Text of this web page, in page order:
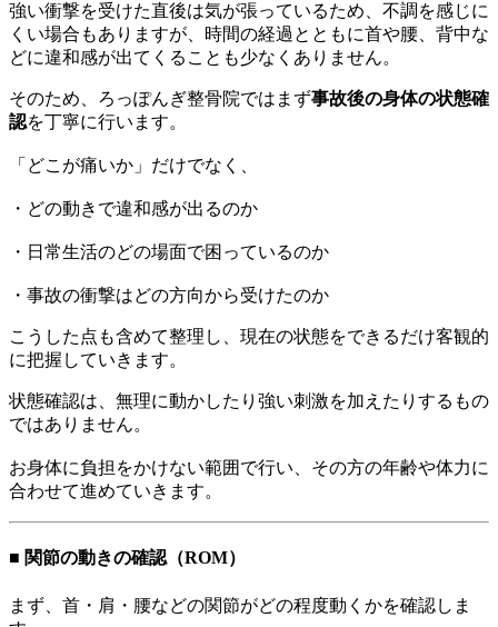
強い衝撃を受けた直後は気が張っているため、不調を感じに
くい場合もありますが、時間の経過とともに首や腰、背中な
どに違和感が出てくることも少なくありません。
そのため、ろっぽんぎ整骨院ではまず事故後の身体の状態確
認を丁寧に行います。
「どこが痛いか」だけでなく、
・どの動きで違和感が出るのか
・日常生活のどの場面で困っているのか
・事故の衝撃はどの方向から受けたのか
こうした点も含めて整理し、現在の状態をできるだけ客観的
に把握していきます。
状態確認は、無理に動かしたり強い刺激を加えたりするもの
ではありません。
お身体に負担をかけない範囲で行い、その方の年齢や体力に
合わせて進めていきます。
■ 関節の動きの確認（ROM）
まず、首・肩・腰などの関節がどの程度動くかを確認しま